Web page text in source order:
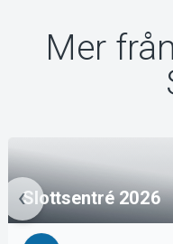
Mer
Slottsentré 2026